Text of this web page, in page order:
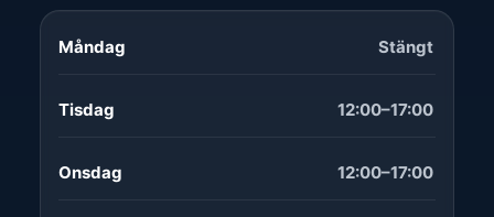
Måndag Stängt
Tisdag 12:00–17:00
Onsdag 12:00–17:00